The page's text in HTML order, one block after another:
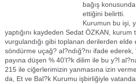
bağış
ettiğini belirtti.
Kurumun bu işi,
yaptığını kaydeden Sedat ÖZKAN, kurum
vurgulandığı gibi toplanan derilerden
söndürme uçağ? al?ndığ?nı ifade
payına düşen % 40’l?k dilim ile bu y?l
215 ile ciğerlerimizin yanmasına izin
da, Et ve Bal?k Kurumu işbirliğiyle